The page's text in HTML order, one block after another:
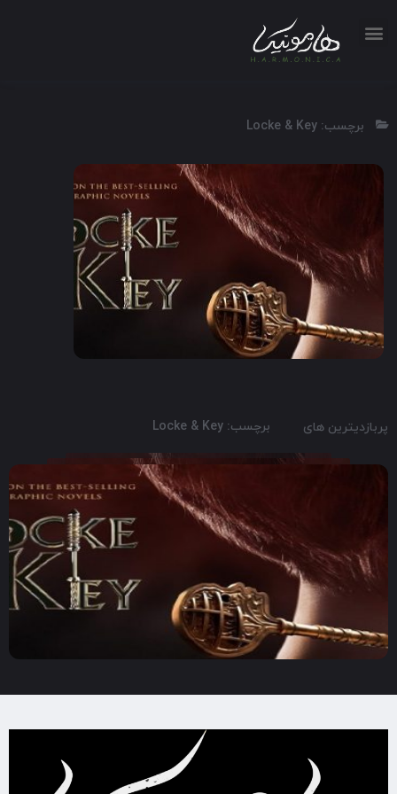
برچسب: Locke & Key
7.6
1:30
پربازدیترین های برچسب: Locke & Key
7.6
1:30
2020